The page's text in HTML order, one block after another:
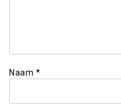
Naam *